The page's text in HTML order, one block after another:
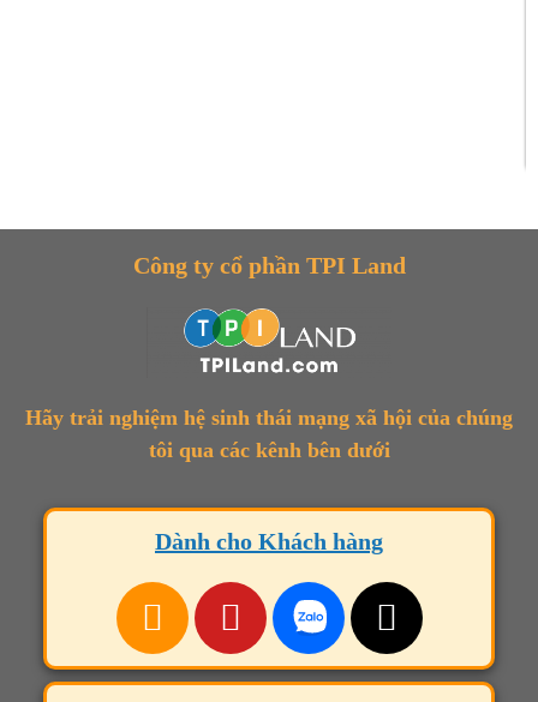
Công ty cổ phần TPI Land
Hãy trải nghiệm hệ sinh thái mạng xã hội của chúng
tôi qua các kênh bên dưới
Dành cho Khách hàng